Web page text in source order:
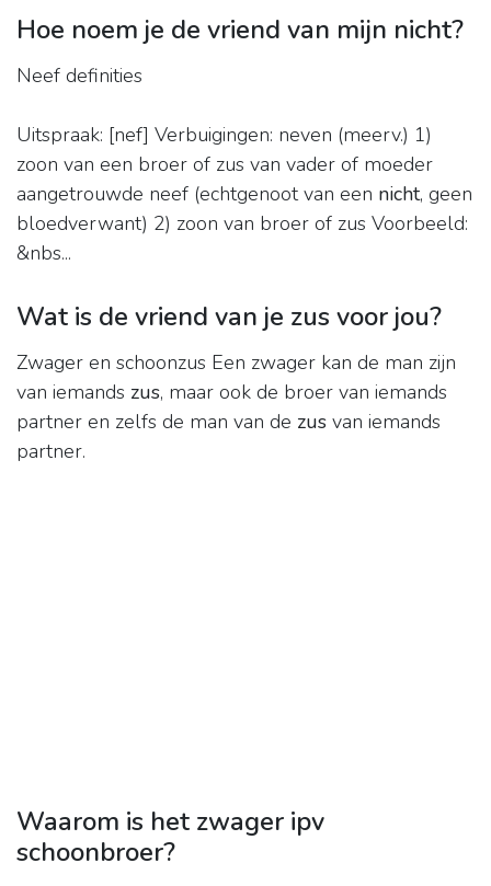
Hoe noem je de vriend van mijn nicht?
Neef definities
Uitspraak: [nef] Verbuigingen: neven (meerv.) 1)
zoon van een broer of zus van vader of moeder
aangetrouwde neef (echtgenoot van een nicht, geen
bloedverwant) 2) zoon van broer of zus Voorbeeld:
&nbs...
Wat is de vriend van je zus voor jou?
Zwager en schoonzus Een zwager kan de man zijn
van iemands zus, maar ook de broer van iemands
partner en zelfs de man van de zus van iemands
partner.
Waarom is het zwager ipv
schoonbroer?